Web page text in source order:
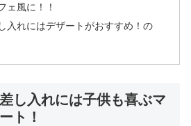
ェ風に！！
入れにはデザートがおすすめ！の
し入れには子供も喜ぶマ
ト！